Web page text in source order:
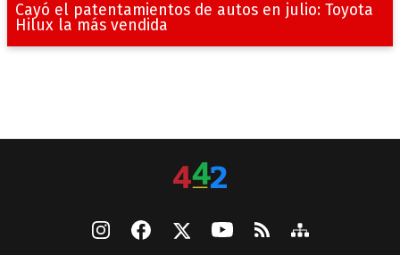
Cayó el patentamientos de autos en julio: Toyota
Hilux la más vendida